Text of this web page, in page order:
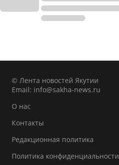
© Лента новостей Якутии
Email: info@sakha-news.ru
О нас
Контакты
Редакционная политика
Политика конфиденциальности